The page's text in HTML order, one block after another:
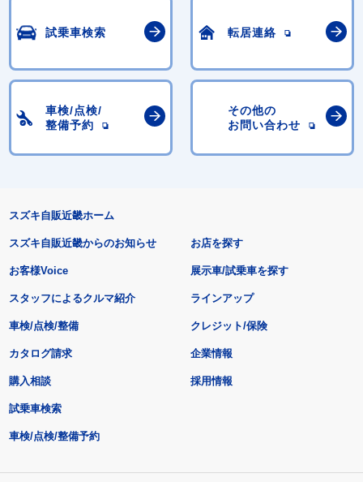
試乗車検索 転居連絡
車検/点検/
整備予約
その他の
お問い合わせ
スズキ自販近畿ホーム
スズキ自販近畿からのお知らせ
お客様Voice
スタッフによるクルマ紹介
お店を探す
展示車/試乗車を探す
ラインアップ
車検/点検/整備 クレジット/保険
カタログ請求
購入相談
試乗車検索
車検/点検/整備予約
企業情報
採用情報